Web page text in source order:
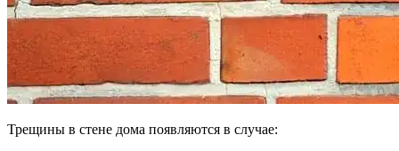
Трещины в стене дома появляются в случае: